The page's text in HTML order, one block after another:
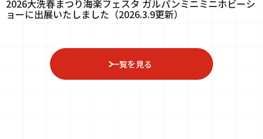
2026大洗春まつり海楽フェスタ ガルパンミニミニホビーシ
ョーに出展いたしました（2026.3.9更新）
一覧を見る